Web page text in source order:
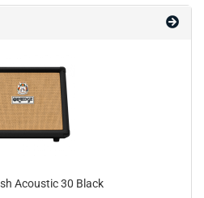
Acoustic 30 Black